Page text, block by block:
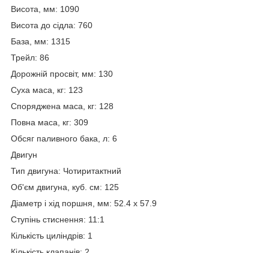
Висота, мм: 1090
Висота до сідла: 760
База, мм: 1315
Трейл: 86
Дорожній просвіт, мм: 130
Суха маса, кг: 123
Споряджена маса, кг: 128
Повна маса, кг: 309
Обсяг паливного бака, л: 6
Двигун
Тип двигуна: Чотиритактний
Об'єм двигуна, куб. см: 125
Діаметр і хід поршня, мм: 52.4 x 57.9
Ступінь стиснення: 11:1
Кількість циліндрів: 1